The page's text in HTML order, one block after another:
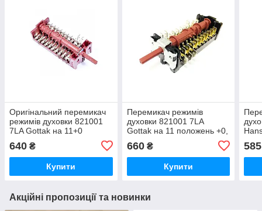
Оригінальний перемикач
режимів духовки 821001
7LA Gottak на 11+0
640 ₴
Купити
Перемикач режимів
духовки 821001 7LA
Gottak на 11 положень +0,
660₴
Купити
585
Акційні пропозиції та новинки